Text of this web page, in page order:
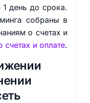
1 день до срока.
собраны в
о счетах и
счетах и оплате.